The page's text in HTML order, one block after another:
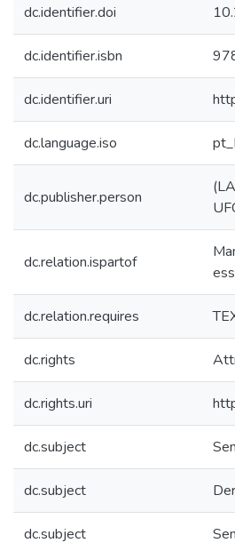
dc.identifier.doi
dc.identifier.isbn
dc.identifier.uri
dc.language.iso
dc.publisher.person
dc.relation.ispartof
dc.relation.requires
dc.rights
dc.rights.uri
dc.subject
dc.subject
dc.subject